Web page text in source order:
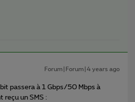
Forum|Forum|4 years ago
passera à 1 Gbps/50 Mbps à
un SMS :